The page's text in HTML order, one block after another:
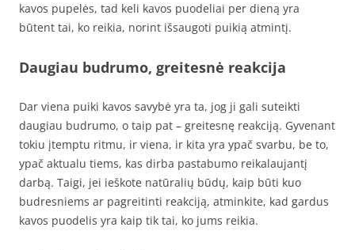
kavos pupelės, tad keli kavos puodeliai per dieną yra
būtent tai, ko reikia, norint išsaugoti puikią atmintį.
Daugiau budrumo, greitesnė reakcija
Dar viena puiki kavos savybė yra ta, jog ji gali suteikti
daugiau budrumo, o taip pat – greitesnę reakciją. Gyvenant
tokiu įtemptu ritmu, ir viena, ir kita yra ypač svarbu, be to,
ypač aktualu tiems, kas dirba pastabumo reikalaujantį
darbą. Taigi, jei ieškote natūralių būdų, kaip būti kuo
budresniems ar pagreitinti reakciją, atminkite, kad gardus
kavos puodelis yra kaip tik tai, ko jums reikia.